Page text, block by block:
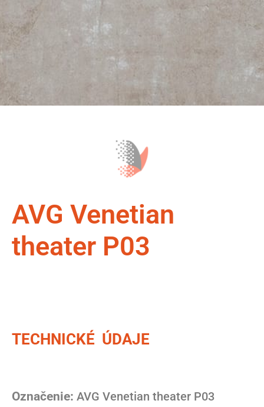
AVG Venetian
theater P03
TECHNICKÉ ÚDAJE
Označenie: AVG Venetian theater P03